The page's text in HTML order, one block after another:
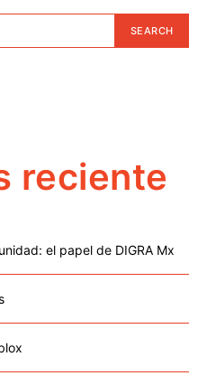
SEARCH
reciente
el papel de DIGRA Mx